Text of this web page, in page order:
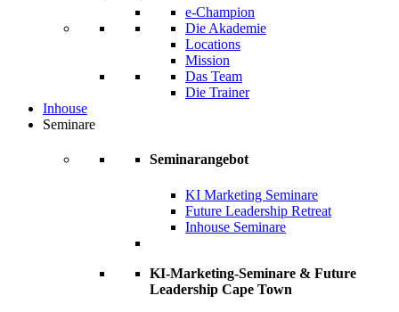
e-Champion
Die Akademie
Locations
Mission
Das Team
Die Trainer
Inhouse
Seminare
Seminarangebot
KI Marketing Seminare
Future Leadership Retreat
Inhouse Seminare
KI-Marketing-Seminare & Future
Leadership Cape Town